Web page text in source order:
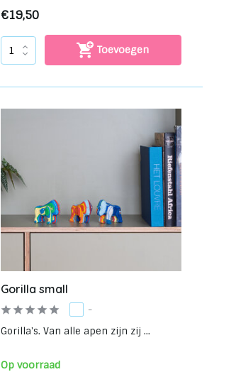
€19,50
Toevoegen
Gorilla small
-
Gorilla's. Van alle apen zijn zij ...
Op voorraad